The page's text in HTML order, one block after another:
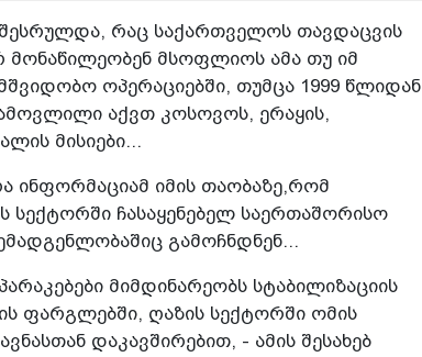
რაც საქართველოს თავდაცვის
მონაწილეობენ მსოფლიოს ამა თუ იმ
ოპერაციებში, თუმცა 1999 წლიდან
აქვთ კოსოვოს, ერაყის,
მისიები...
ინფორმაციამ იმის თაობაზე,რომ
სექტორში ჩასაყენებელ საერთაშორისო
გამოჩნდნენ...
მიმდინარეობს სტაბილიზაციის
ფარგლებში, ღაზის სექტორში ომის
დაკავშირებით, - ამის შესახებ